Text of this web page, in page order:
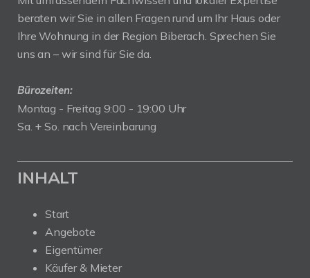
beraten wir Sie in allen Fragen rund um Ihr Haus oder
Ihre Wohnung in der Region Biberach. Sprechen Sie
uns an – wir sind für Sie da.
Bürozeiten:
Montag - Freitag 9:00 - 19:00 Uhr
Sa. + So. nach Vereinbarung
INHALT
Start
Angebote
Eigentümer
Käufer & Mieter